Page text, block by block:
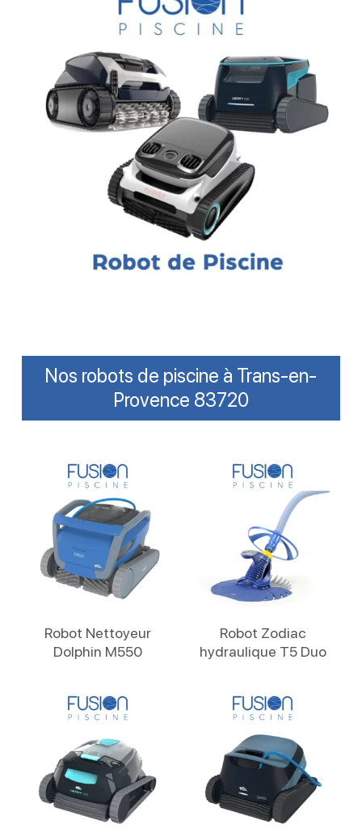
Nos robots de piscine à Trans-en-
Provence 83720
Robot Nettoyeur
Dolphin M550
Robot Zodiac
hydraulique T5 Duo